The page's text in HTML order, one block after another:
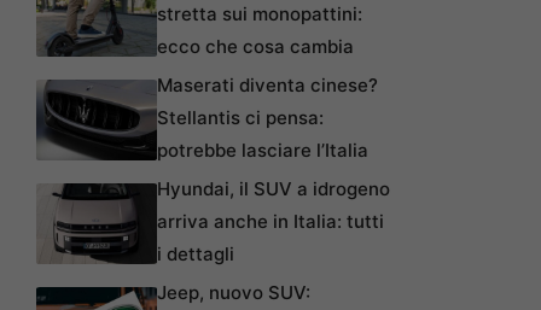
stretta sui monopattini:
ecco che cosa cambia
Maserati diventa cinese?
Stellantis ci pensa:
potrebbe lasciare l’Italia
Hyundai, il SUV a idrogeno
arriva anche in Italia: tutti
i dettagli
Jeep, nuovo SUV: